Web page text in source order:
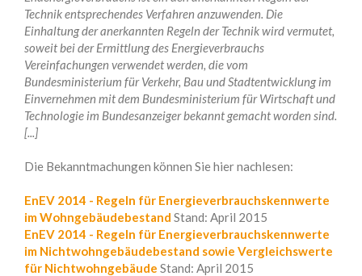
Technik entsprechendes Verfahren anzuwenden. Die
Einhaltung der anerkannten Regeln der Technik wird vermutet,
soweit bei der Ermittlung des Energieverbrauchs
Vereinfachungen verwendet werden, die vom
Bundesministerium für Verkehr, Bau und Stadtentwicklung im
Einvernehmen mit dem Bundesministerium für Wirtschaft und
Technologie im Bundesanzeiger bekannt gemacht worden sind.
[...]
Die Bekanntmachungen können Sie hier nachlesen:
EnEV 2014 - Regeln für Energieverbrauchskennwerte
im Wohngebäudebestand Stand: April 2015
EnEV 2014 - Regeln für Energieverbrauchskennwerte
im Nichtwohngebäudebestand sowie Vergleichswerte
für Nichtwohngebäude Stand: April 2015